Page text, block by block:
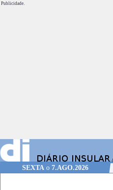
Publicidade.
SEXTA o 7.AGO.2026